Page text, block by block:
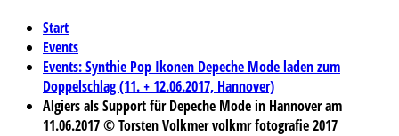
Start
Events
Events: Synthie Pop Ikonen Depeche Mode laden zum
Doppelschlag (11. + 12.06.2017, Hannover)
Algiers als Support für Depeche Mode in Hannover am
11.06.2017 © Torsten Volkmer volkmr fotografie 2017